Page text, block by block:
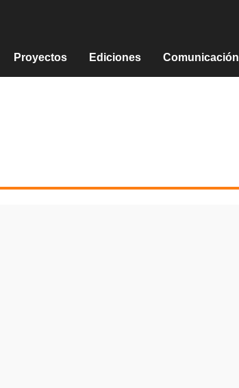
Proyectos Ediciones Comunicación